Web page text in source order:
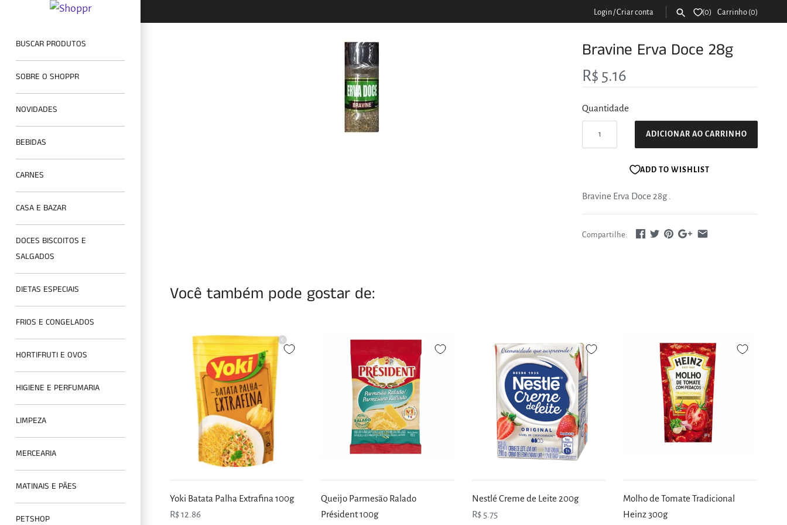
Login /Criar conta 0 Carrinho (0)
BUSCAR PRODUTOS
SOBRE O SHOPPR
NOVIDADES
BEBIDAS
CARNES
CASA E BAZAR
DOCES BISCOITOS E
SALGADOS
DIETAS ESPECIAIS
FRIOS E CONGELADOS
HORTIFRUTI E OVOS
HIGIENE E PERFUMARIA
LIMPEZA
MERCEARIA
MATINAIS E PÃES
PETSHOP
Bravine Erva Doce 28g
R$ 5.16
Quantidade
ADICIONAR AO CARRINHO
ADD TO WISHLIST
Bravine Erva Doce 28g.
Compartilhe:
Você também pode gostar de:
Yoki Batata Palha Extrafina 100g
R$ 12.86
Queijo Parmesão Ralado
Président 100g
Nestlé Creme de Leite 200g
R$ 5.75
Molho de Tomate Tradicional
Heinz 300g